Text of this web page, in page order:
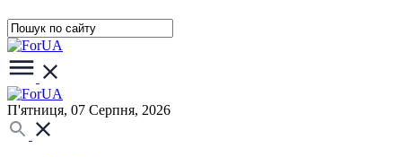
П'ятниця, 07 Серпня, 2026